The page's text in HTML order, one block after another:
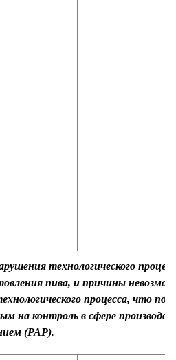
технологического
пива, и причины
процесса, что
на контроль в сфере
(РАР).